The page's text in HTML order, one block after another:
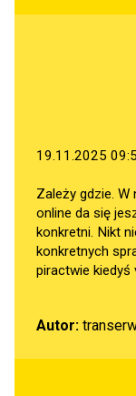
19.11.2025
Zależy gdzie.
online da się
konkretni. Nikt
konkretnych
piractwie kiedyś
Autor: